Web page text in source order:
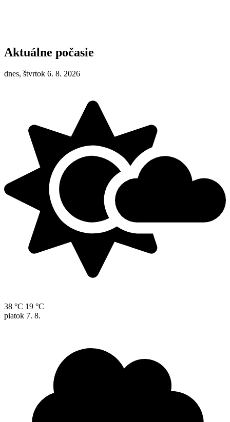
Aktuálne počasie
dnes, štvrtok 6. 8. 2026
38 °C 19 °C
piatok 7. 8.